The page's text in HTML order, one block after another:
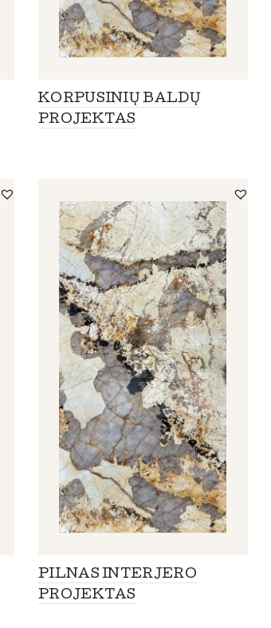
KORPUSINIŲ BALDŲ
PROJEKTAS
PILNAS INTERJERO
PROJEKTAS